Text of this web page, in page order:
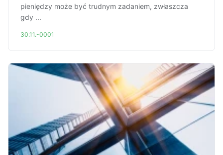
pieniędzy może być trudnym zadaniem, zwłaszcza
gdy ...
30.11.-0001